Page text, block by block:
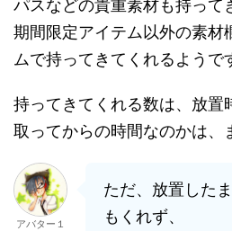
パスなどの貴重素材も持って
期間限定アイテム以外の素材
ムで持ってきてくれるようで
持ってきてくれる数は、放置
取ってからの時間なのかは、
アバター１
ただ、放置した
もくれず、